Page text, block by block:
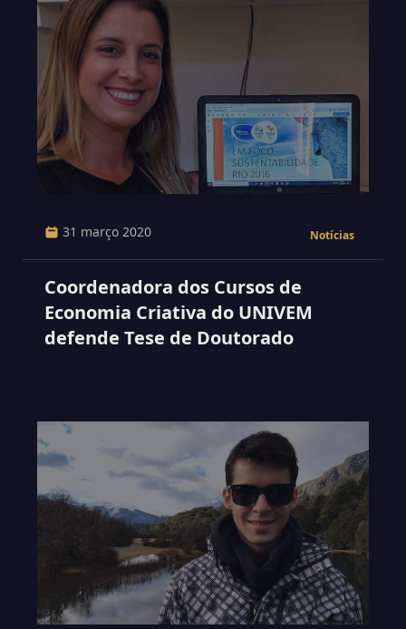
31 março 2020 Notícias
Coordenadora dos Cursos de
Economia Criativa do UNIVEM
defende Tese de Doutorado